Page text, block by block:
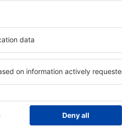
este folosind
cu locuri de
garanție că veți
de căutare
out, adăugați
Rezultatele
selectată.
orașului,
oaspeți.
cu
masa,
zonă.
Uneori,
Cât